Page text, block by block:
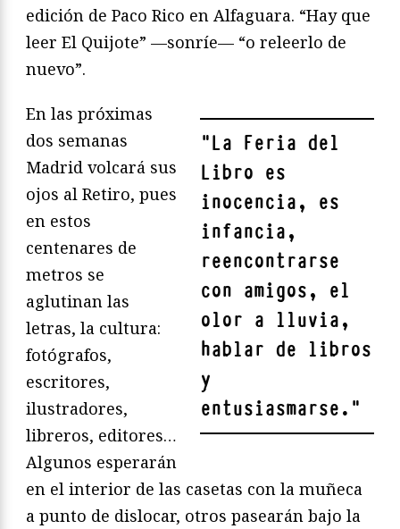
edición de Paco Rico en Alfaguara. “Hay que
leer El Quijote” —sonríe— “o releerlo de
nuevo”.
"La Feria del
Libro es
inocencia, es
infancia,
reencontrarse
con amigos, el
olor a lluvia,
hablar de libros
y
entusiasmarse. "
En las próximas
dos semanas
Madrid volcará sus
ojos al Retiro, pues
en estos
centenares de
metros se
aglutinan las
letras, la cultura:
fotógrafos,
escritores,
ilustradores,
libreros, editores…
Algunos esperarán
en el interior de las casetas con la muñeca
a punto de dislocar, otros pasearán bajo la